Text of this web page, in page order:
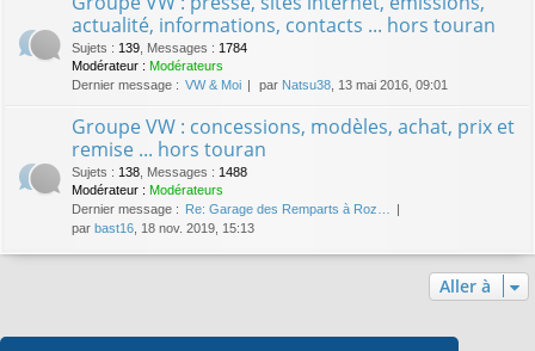
actualité, informations, contacts ... hors touran
Sujets : 139 Messages : 1784
Modérateur : Modérateurs
Dernier message : VW & Moi par Natsu38 , 13 mai 2016, 09:01
Groupe VW : concessions, modèles, achat, prix et
remise ... hors touran
Sujets : 138 Messages : 1488
Modérateur : Modérateurs
Dernier message : Re: Garage des Remparts à Roz…
par bast16 , 18 nov. 2019, 15:13
Aller à
Qui est en ligne